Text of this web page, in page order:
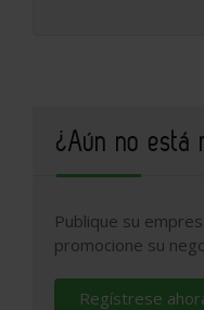
¿Aún no está
Publique su
promocione su
Regístrese